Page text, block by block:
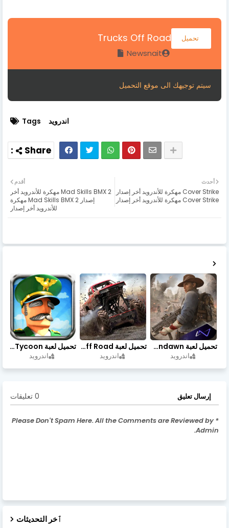
Trucks Off Road تحميل
Newsnait
سيتم توجيهك الى موقع التحميل
Tags اندرويد
أحدث
Cover Strike مهكرة للأندرويد أخر إصدار
Cover Strike مهكرة للأندرويد أخر إصدار
أقدم
Mad Skills BMX 2 مهكرة للأندرويد أخر
إصدار Mad Skills BMX 2 مهكرة
للأندرويد أخر إصدار
تحميل لعبة Undawn مهكرة للأندرويد أخر إصدار | تحميل مباشر + موارد غير محدودة
اندرويد
تحميل لعبة Trucks Off Road مهكرة اخر اصدار
اندرويد
تحميل لعبة Idle Military SCH Tycoon مهكرة آخر إصدار
اندرويد
إرسال تعليق 0 تعليقات
* Please Don't Spam Here. All the Comments are Reviewed by
Admin.
ٱخر التحديثات